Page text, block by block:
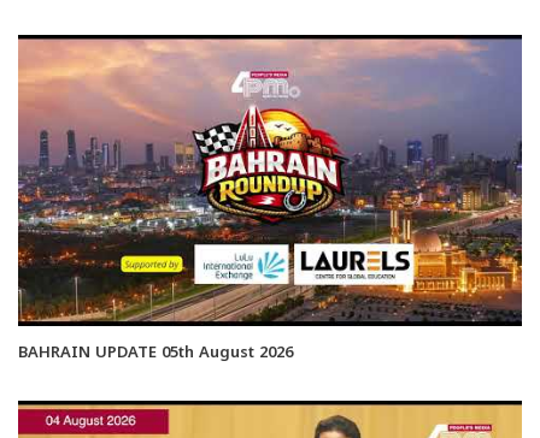
BAHRAIN UPDATE 05th August 2026